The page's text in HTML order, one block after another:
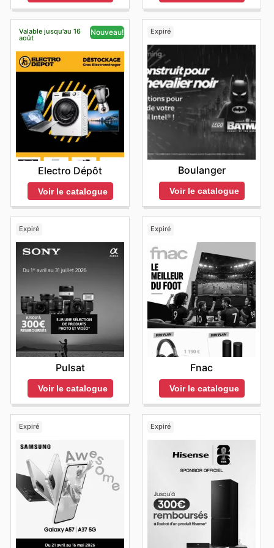
Valable jusqu'au 16
août
Nouveau!
Electro Dépôt
Voir le catalogue
Expiré
Boulanger
Voir le catalogue
Expiré
Pulsat
Voir le catalogue
Expiré
Fnac
Voir le catalogue
Expiré Expiré